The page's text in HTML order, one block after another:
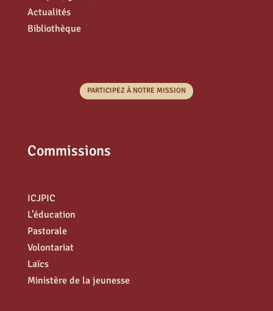
Actualités
Bibliothèque
PARTICIPEZ À NOTRE MISSION
Commissions
ICJPIC
L’éducation
Pastorale
Volontariat
Laïcs
Ministère de la jeunesse